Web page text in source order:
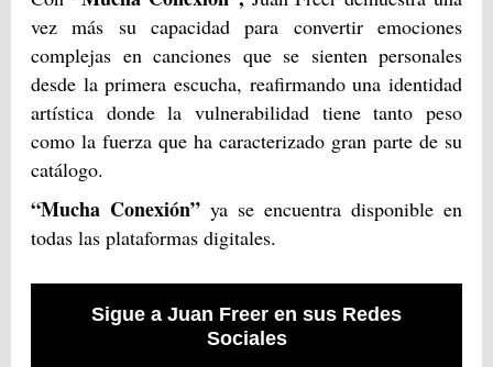
vez más su capacidad para convertir emociones
complejas en canciones que se sienten personales
desde la primera escucha, reafirmando una identidad
artística donde la vulnerabilidad tiene tanto peso
como la fuerza que ha caracterizado gran parte de su
catálogo.
“Mucha Conexión” ya se encuentra disponible en
todas las plataformas digitales.
Sigue a Juan Freer en sus Redes
Sociales